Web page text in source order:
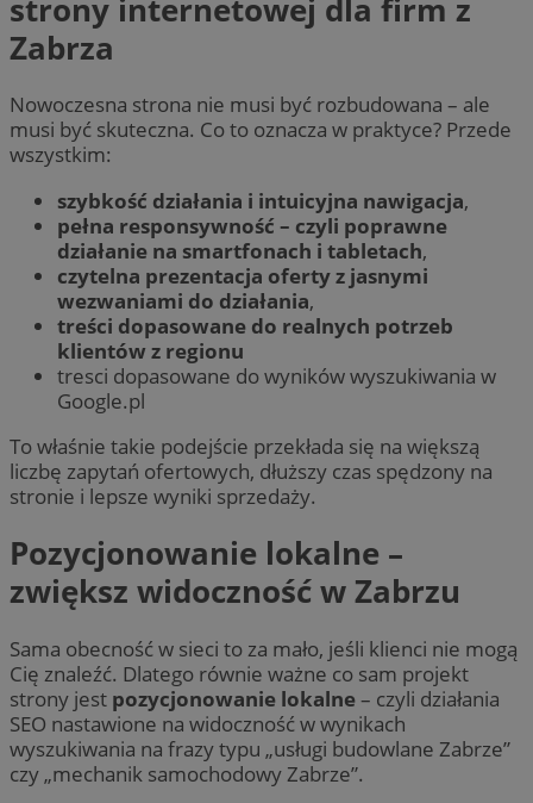
strony internetowej dla firm z
Zabrza
Nowoczesna strona nie musi być rozbudowana – ale
musi być skuteczna. Co to oznacza w praktyce? Przede
wszystkim:
szybkość działania i intuicyjna nawigacja,
pełna responsywność – czyli poprawne
działanie na smartfonach i tabletach,
czytelna prezentacja oferty z jasnymi
wezwaniami do działania,
treści dopasowane do realnych potrzeb
klientów z regionu
tresci dopasowane do wyników wyszukiwania w
Google.pl
To właśnie takie podejście przekłada się na większą
liczbę zapytań ofertowych, dłuższy czas spędzony na
stronie i lepsze wyniki sprzedaży.
Pozycjonowanie lokalne –
zwiększ widoczność w Zabrzu
Sama obecność w sieci to za mało, jeśli klienci nie mogą
Cię znaleźć. Dlatego równie ważne co sam projekt
strony jest pozycjonowanie lokalne– czyli działania
SEO nastawione na widoczność w wynikach
wyszukiwania na frazy typu „usługi budowlane Zabrze”
czy „mechanik samochodowy Zabrze”.